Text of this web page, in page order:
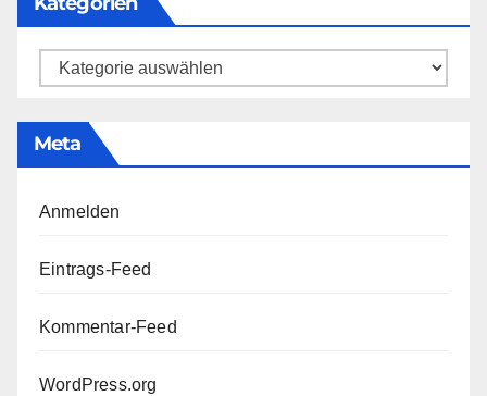
Kategorien
Meta
Anmelden
Eintrags-Feed
Kommentar-Feed
WordPress.org